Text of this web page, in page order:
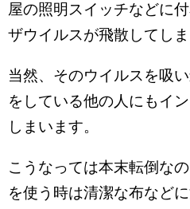
屋の照明スイッチなどに
ザウイルスが飛散してしま
当然、そのウイルスを吸
をしている他の人にもイ
しまいます。
こうなっては本末転倒な
を使う時は清潔な布など